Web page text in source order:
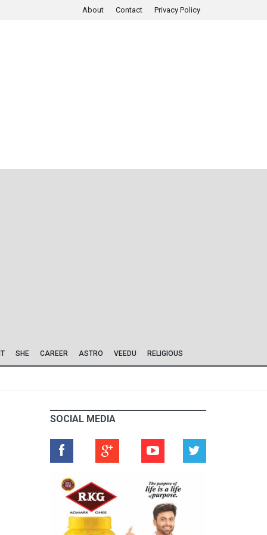
About Contact Privacy Policy
SHE CAREER ASTRO VEEDU RELIGIOUS
SOCIAL MEDIA